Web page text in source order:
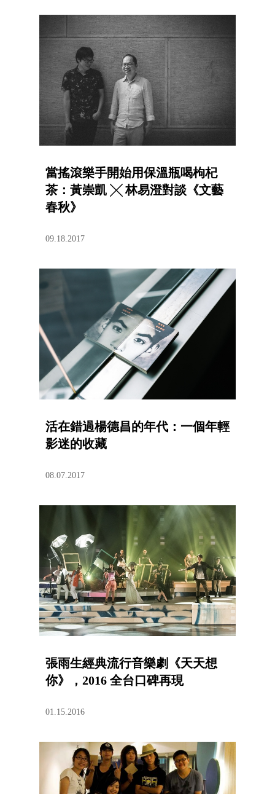
當搖滾樂手開始用保溫瓶喝枸杞
茶：黃崇凱 ╳ 林易澄對談《文藝
春秋》
09.18.2017
活在錯過楊德昌的年代：一個年輕
影迷的收藏
08.07.2017
張雨生經典流行音樂劇《天天想
你》，2016 全台口碑再現
01.15.2016